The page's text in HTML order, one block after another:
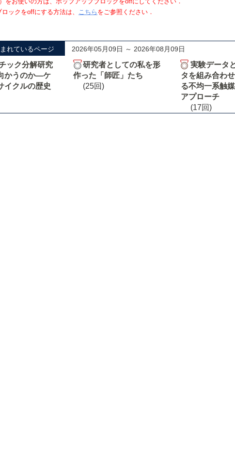
ックをoffにする方法は、 こちら をご参照ください．
れているページ 2026年05月09日 ～ 2026年08月09日
ック分解研究
かうのか―ケ
イクルの歴史
研究者としての私を形
作った「師匠」たち
(25回)
実験データ
タを組み合わ
る不均一系触
アプローチ
(17回)